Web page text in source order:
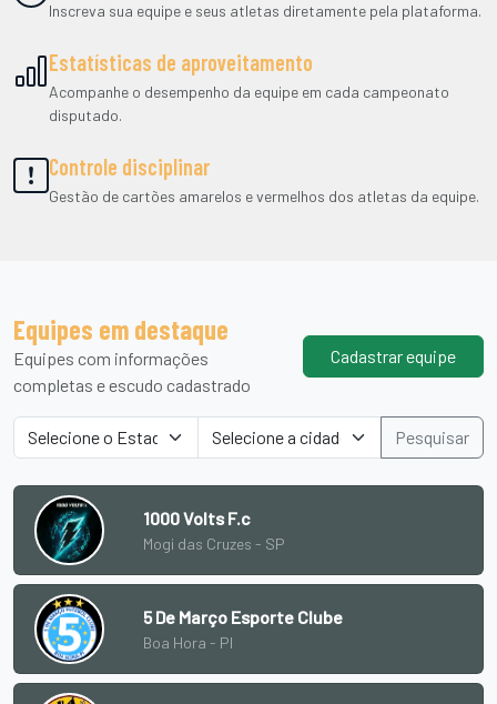
Inscreva sua equipe e seus atletas diretamente pela plataforma.
Estatísticas de aproveitamento
Acompanhe o desempenho da equipe em cada campeonato
disputado.
Controle disciplinar
Gestão de cartões amarelos e vermelhos dos atletas da equipe.
Equipes em destaque
Equipes com informações
completas e escudo cadastrado
Cadastrar equipe
Pesquisar
1000 Volts F.c
Mogi das Cruzes - SP
5 De Março Esporte Clube
Boa Hora - PI